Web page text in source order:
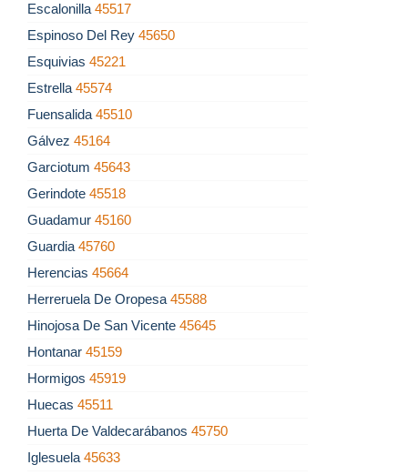
Escalonilla 45517
Espinoso Del Rey 45650
Esquivias 45221
Estrella 45574
Fuensalida 45510
Gálvez 45164
Garciotum 45643
Gerindote 45518
Guadamur 45160
Guardia 45760
Herencias 45664
Herreruela De Oropesa 45588
Hinojosa De San Vicente 45645
Hontanar 45159
Hormigos 45919
Huecas 45511
Huerta De Valdecarábanos 45750
Iglesuela 45633